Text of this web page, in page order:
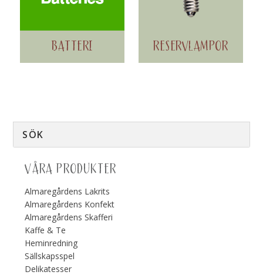
BATTERI RESERVLAMPOR
VÅRA PRODUKTER
Almaregårdens Lakrits
Almaregårdens Konfekt
Almaregårdens Skafferi
Kaffe & Te
Heminredning
Sällskapsspel
Delikatesser